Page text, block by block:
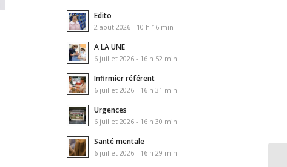
Edito
2 août 2026 - 10 h 16 min
A LA UNE
6 juillet 2026 - 16 h 52 min
Infirmier référent
6 juillet 2026 - 16 h 31 min
Urgences
6 juillet 2026 - 16 h 30 min
Santé mentale
6 juillet 2026 - 16 h 29 min